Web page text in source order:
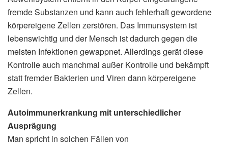
fremde Substanzen und kann auch fehlerhaft gewordene
körpereigene Zellen zerstören. Das Immunsystem ist
lebenswichtig und der Mensch ist dadurch gegen die
meisten Infektionen gewappnet. Allerdings gerät diese
Kontrolle auch manchmal außer Kontrolle und bekämpft
statt fremder Bakterien und Viren dann körpereigene
Zellen.
Autoimmunerkrankung mit unterschiedlicher
Ausprägung
Man spricht in solchen Fällen von